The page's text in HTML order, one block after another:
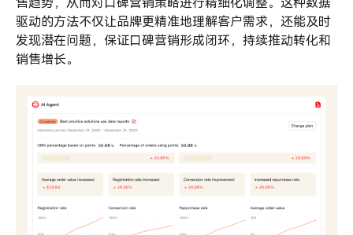
驱动的方法不仅让品牌更精准地理解客户需求，还能及时
发现潜在问题，保证口碑营销形成闭环，持续推动转化和
销售增长。